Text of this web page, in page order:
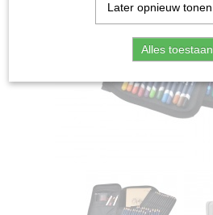
Later opnieuw tonen
Alles toestaan